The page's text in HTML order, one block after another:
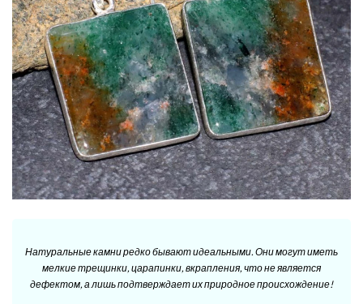
Натуральные камни редко бывают идеальными. Они могут иметь
мелкие трещинки, царапинки, вкрапления, что не является
дефектом, а лишь подтверждает их природное происхождение!